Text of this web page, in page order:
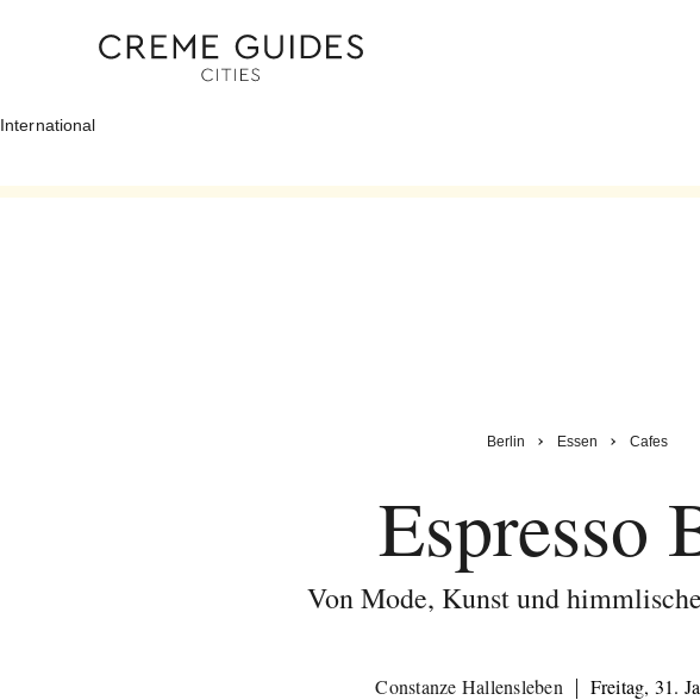
International
Berlin Essen Cafes
Espresso
Von Mode, Kunst und
Constanze Hallensleben Freitag, 31.